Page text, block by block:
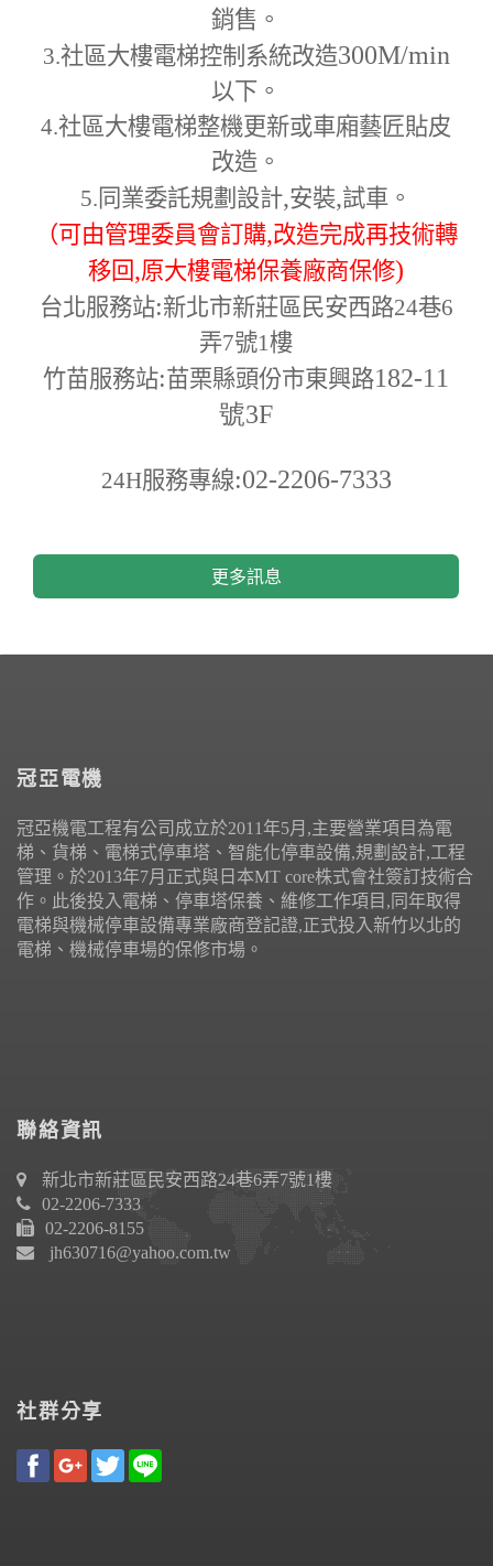
銷售。
3.社區大樓電梯控制系統改造300M/min
以下。
4.社區大樓電梯整機更新或車廂藝匠貼皮
改造。
5. 同業委託規劃設計,安裝,試車。
（可由管理委員會訂購,改造完成再技術轉
移回,原大樓電梯保養廠商保修)
台北服務站:新北市新莊區民安西路24巷6
弄7號1樓
竹苗服務站:苗栗縣頭份市東興路182-11
號3F
24H服務專線:02-2206-7333
更多訊息
冠亞電機
冠亞機電工程有公司成立於2011年5月,主要營業項目為電
梯、貨梯、電梯式停車塔、智能化停車設備,規劃設計,工程
管理。於2013年7月正式與日本MT core株式會社簽訂技術合
作。此後投入電梯、停車塔保養、維修工作項目,同年取得
電梯與機械停車設備專業廠商登記證,正式投入新竹以北的
電梯、機械停車場的保修市場。
聯絡資訊
新北市新莊區民安西路24巷6弄7號1樓
02-2206-7333
02-2206-8155
jh630716@yahoo.com.tw
社群分享